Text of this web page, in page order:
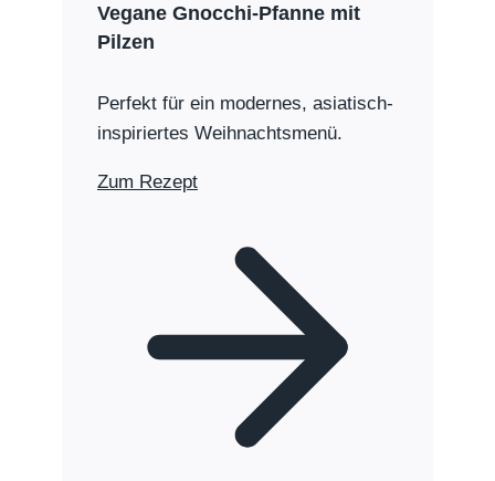
Vegane Gnocchi-Pfanne mit
Pilzen
Perfekt für ein modernes, asiatisch-
inspiriertes Weihnachtsmenü.
Zum Rezept